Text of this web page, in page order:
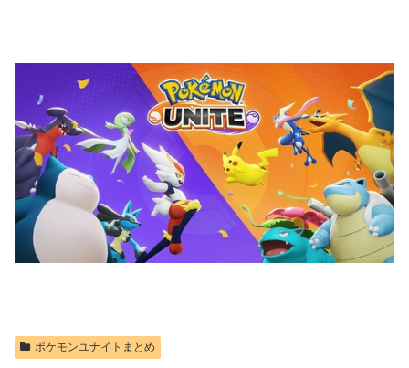
2(サムスン マイ
クロSDエクス
プレスカード
256GB)
【Amazon.co.jp
限定特典】
Nintendo S
価格：¥9,300
ポケモンユナイトまとめ